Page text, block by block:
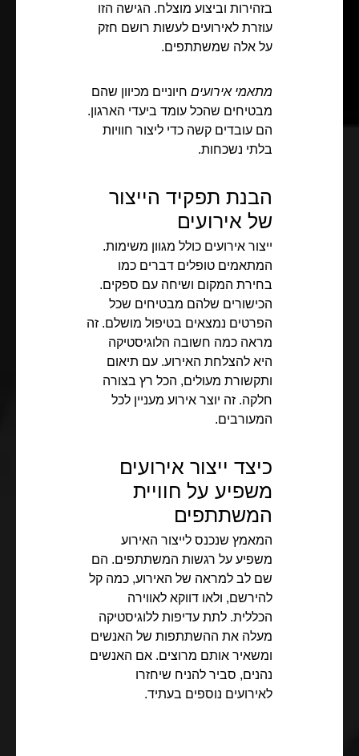
בזהירות וביצוע מוצלח. הגישה הזו
עוזרת לאירועים לעשות רושם חזק
על אלה שמשתתפים.
מתאמי אירועים חיוניים מכיוון שהם
מבטיחים שהכל עומד ביעדי הארגון.
הם עובדים קשה כדי ליצור חוויות
בלתי נשכחות.
הבנת תפקיד הייצור
של אירועים
ייצור אירועים כולל מגוון משימות.
המתאמים טופלים דברים כמו
בחירת המקום ושיחה עם ספקים.
הכישורים שלהם מבטיחים שכל
הפרטים נמצאים בטיפול מושלם. זה
מראה כמה חשובה הלוגיסטיקה
היא להצלחת האירוע. עם תיאום
ותקשורת מעולים, הכל רץ בצורה
חלקה. זה יוצר אירוע מעניין לכל
המעורבים.
כיצד ייצור אירועים
משפיע על חוויית
המשתתפים
המאמץ שנכנס לייצור האירוע
משפיע על רגשות המשתתפים. הם
שם לב למראה של האירוע, כמה קל
להירשם, ולאו דווקא לאווירה
הכללית. לתת עדיפות ללוגיסטיקה
מעלה את ההשתתפות של האנשים
ומשאיר אותם מרוצים. אם האנשים
נהנים, סביר להניח שיחזרו
לאירועים נוספים בעתיד.